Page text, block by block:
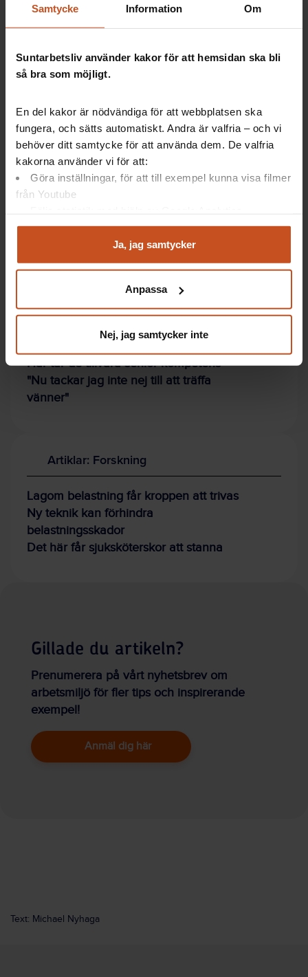
Samtycke Information Om
Suntarbetsliv använder kakor för att hemsidan ska bli
så bra som möjligt.
En del kakor är nödvändiga för att webbplatsen ska
fungera, och sätts automatiskt. Andra är valfria – och vi
behöver ditt samtycke för att använda dem. De valfria
kakorna använder vi för att:
Göra inställningar, för att till exempel kunna visa filmer
från Youtube
Analysera trafik för att kunna visa riktad information
Du kan när som helst återta ditt godkännande genom att
integritet@suntarbetsliv.se.
Ja, jag samtycker
Anpassa
Nej, jag samtycker inte
er att
Planera en
undersökning
Undersöka och bedöma riskerna för
belastningsskador
Göra en handlingsplan för att åtgärda riskerna
Kontrollera åtgärderna
Här hittar du verktyget Ergonomi på rätt sätt.
Artiklar: Så gör andra
Arbetsväxling håller Lyckseles städare
Här tar de tillvara senior kompetens
"Nu tackar jag inte nej till att träffa
vänner"
Artiklar: Forskning
Lagom belastning får kroppen att trivas
Ny teknik kan förhindra
belastningsskador
Det här får sjuksköterskor att stanna
Gillade du artikeln?
Prenumerera på vårt nyhetsbrev om
arbetsmiljö för fler tips och inspirerande
exempel!
Anmäl dig här
Text: Michael Nyhaga